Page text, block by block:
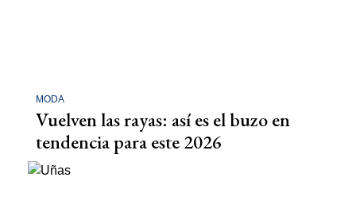
MODA
Vuelven las rayas: así es el buzo en
tendencia para este 2026